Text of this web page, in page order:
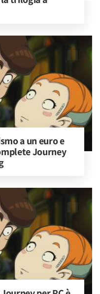
a un euro e
Journey